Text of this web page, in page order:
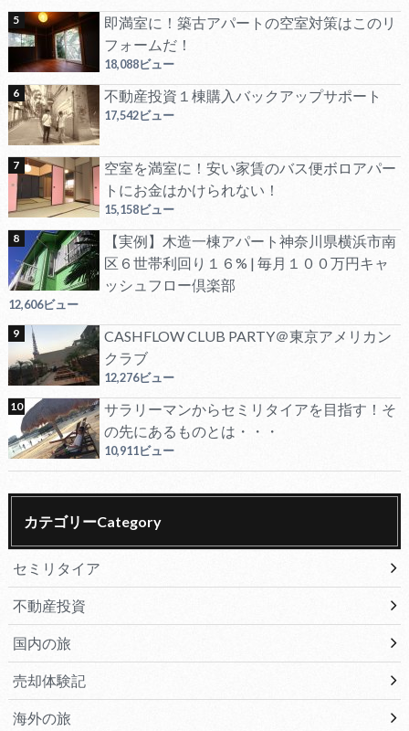
即満室に！築古アパートの空室対策はこのリ
フォームだ！
18,088ビュー
不動産投資１棟購入バックアップサポート
17,542ビュー
空室を満室に！安い家賃のバス便ボロアパー
トにお金はかけられない！
15,158ビュー
【実例】木造一棟アパート神奈川県横浜市南
区６世帯利回り１６% | 毎月１００万円キャ
ッシュフロー倶楽部
12,606ビュー
CASHFLOW CLUB PARTY＠東京アメリカン
クラブ
12,276ビュー
サラリーマンからセミリタイアを目指す！そ
の先にあるものとは・・・
10,911ビュー
カテゴリーCategory
セミリタイア
不動産投資
国内の旅
売却体験記
海外の旅